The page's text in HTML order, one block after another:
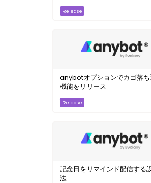
anybotオプションでカゴ落ち
機能をリリース
記念日をリマインド配信する
法